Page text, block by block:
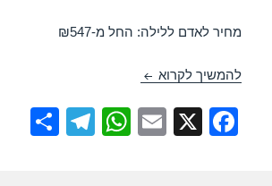
מחיר לאדם ללילה: החל מ-₪547
להמשיך לקרוא חופשה במלון יו סוויטס אילת – אילת
F
X
E
W
T